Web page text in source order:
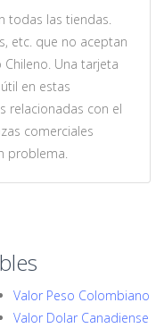
todas las tiendas.
etc. que no aceptan
Una tarjeta
en estas
relacionadas con el
comerciales
problema.
Valor Peso Colombiano
Valor Dolar Canadiense